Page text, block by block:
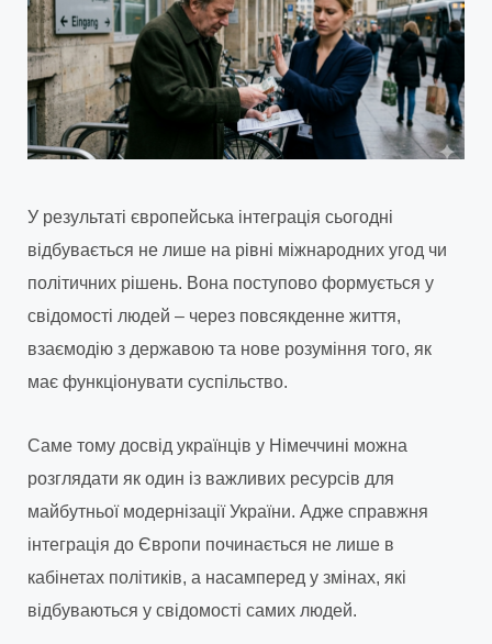
У результаті європейська інтеграція сьогодні
відбувається не лише на рівні міжнародних угод чи
політичних рішень. Вона поступово формується у
свідомості людей – через повсякденне життя,
взаємодію з державою та нове розуміння того, як
має функціонувати суспільство.
Саме тому досвід українців у Німеччині можна
розглядати як один із важливих ресурсів для
майбутньої модернізації України. Адже справжня
інтеграція до Європи починається не лише в
кабінетах політиків, а насамперед у змінах, які
відбуваються у свідомості самих людей.